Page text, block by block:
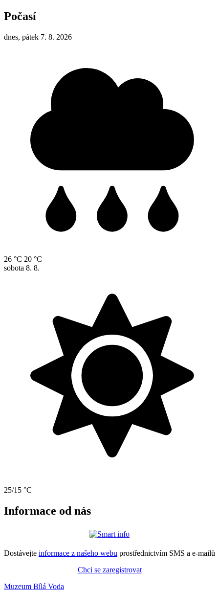
Počasí
dnes, pátek 7. 8. 2026
26 °C 20 °C
sobota 8. 8.
25/15 °C
Informace od nás
Dostávejte informace z našeho webu prostřednictvím SMS a e-mailů
Chci se zaregistrovat
Muzeum Bílá Voda